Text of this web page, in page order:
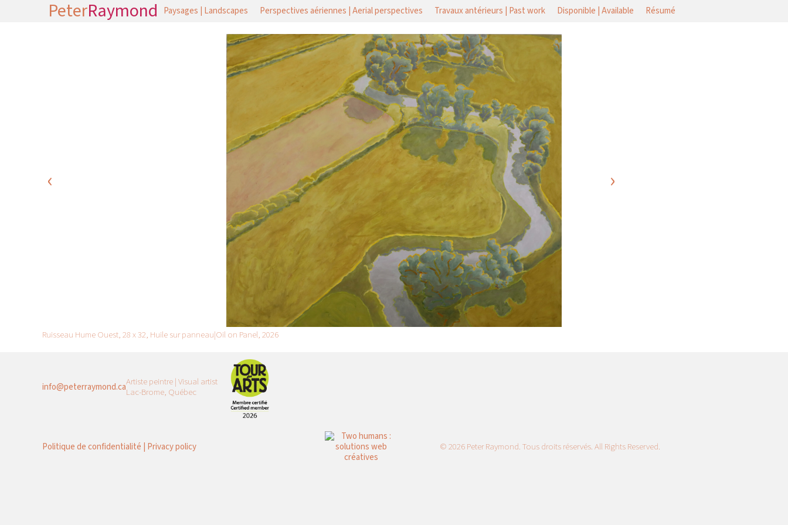
PeterRaymond Paysages | Landscapes Perspectives aériennes | Aerial perspectives Travaux antérieurs | Past work Disponible | Available Résumé
‹ ›
Ruisseau Hume Ouest, 28 x 32, Huile sur panneau|Oil on Panel, 2026
info@peterraymond.caArtiste peintre | Visual artist
Lac-Brome, Québec
Politique de confidentialité | Privacy policy © 2026 Peter Raymond. Tous droits réservés. All Rights Reserved.